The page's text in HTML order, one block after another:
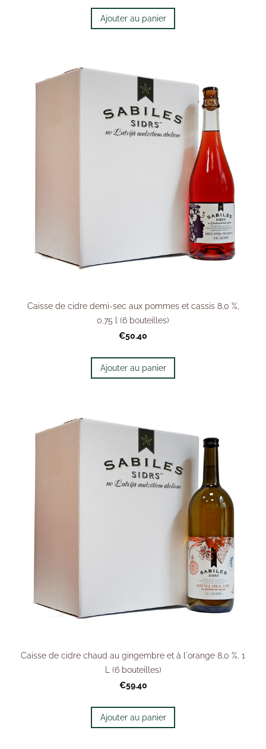
Ajouter au panier
Caisse de cidre demi-sec aux pommes et cassis 8,0 %,
0,75 l (6 bouteilles)
€50.40
Ajouter au panier
Caisse de cidre chaud au gingembre et à l'orange 8,0 %, 1
L (6 bouteilles)
€59.40
Ajouter au panier